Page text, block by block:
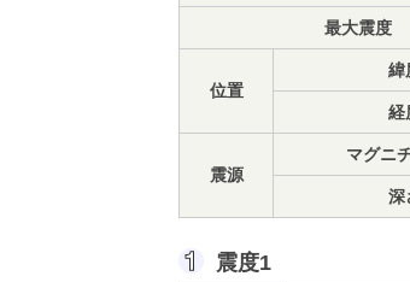
最大震度
位置
緯
経
震源
マグニ
深
震度1